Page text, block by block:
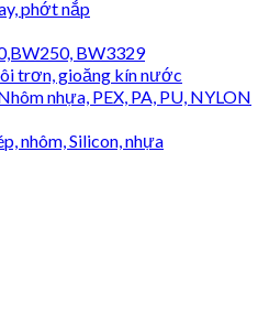
phớt nắp
BW3329
trơn, gioăng kín nước
nhựa, PEX, PA, PU, NYLON
nhôm, Silicon, nhựa